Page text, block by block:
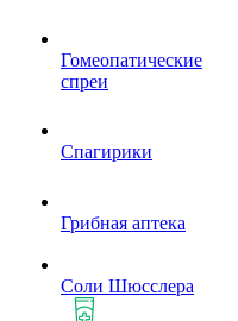
Гомеопатические
спреи
Спагирики
Грибная аптека
Соли Шюсслера